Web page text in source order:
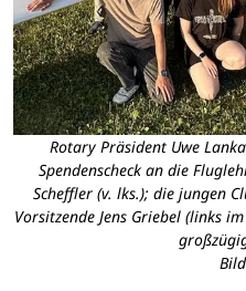
Rotary Präsident Uwe
Spendenscheck an die
Scheffler (v. lks.); die jungen
Vorsitzende Jens Griebel (links